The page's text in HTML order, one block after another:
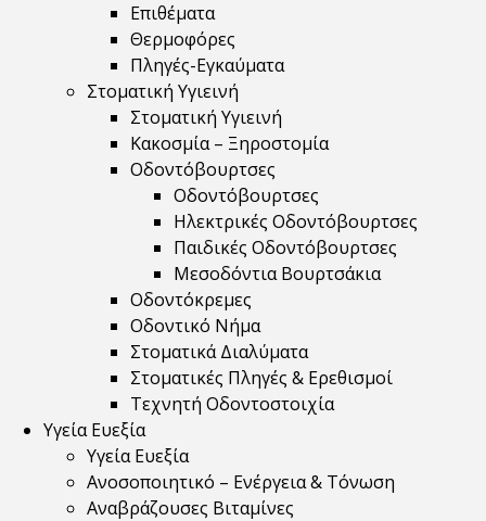
Επιθέματα
Θερμοφόρες
Πληγές-Εγκαύματα
Στοματική Υγιεινή
Στοματική Υγιεινή
Κακοσμία – Ξηροστομία
Οδοντόβουρτσες
Οδοντόβουρτσες
Ηλεκτρικές Οδοντόβουρτσες
Παιδικές Οδοντόβουρτσες
Μεσοδόντια Βουρτσάκια
Οδοντόκρεμες
Οδοντικό Νήμα
Στοματικά Διαλύματα
Στοματικές Πληγές & Ερεθισμοί
Τεχνητή Οδοντοστοιχία
Υγεία Ευεξία
Υγεία Ευεξία
Ανοσοποιητικό – Ενέργεια & Τόνωση
Αναβράζουσες Βιταμίνες